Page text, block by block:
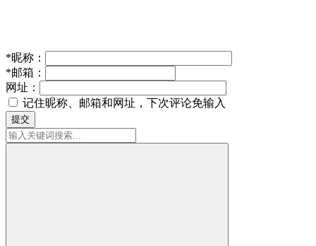
*昵称：
*邮箱：
网址：
记住昵称、邮箱和网址，下次评论免输入
提交